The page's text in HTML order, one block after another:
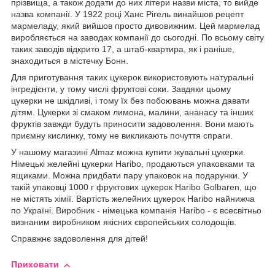
прізвища, а також додати до них літери назви міста, то вийде
назва компанії. У 1922 році Ханс Рігель винайшов рецепт
мармеладу, який вийшов просто дивовижним. Цей мармелад
виробляється на заводах компанії до сьогодні. По всьому світу
таких заводів відкрито 17, а штаб-квартира, як і раніше,
знаходиться в містечку Бонн.
Для приготування таких цукерок використовують натуральні
інгредієнти, у тому числі фруктові соки. Завдяки цьому
цукерки не шкідливі, і тому їх без побоювань можна давати
дітям. Цукерки зі смаком лимона, малини, ананасу та інших
фруктів завжди будуть приносити задоволення. Вони мають
приємну кислинку, тому не викликають почуття спраги.
У нашому магазині Almaz можна купити жувальні цукерки.
Німецькі желейні цукерки Haribo, продаються упаковками та
ящиками. Можна придбати пару упаковок на подарунки. У
такій упаковці 1000 г фруктових цукерок Haribo Golbaren, що
не містять хімії. Вартість желейних цукерок Haribo найнижча
по Україні. Виробник - німецька компанія Haribo - є всесвітньо
визнаним виробником якісних європейських солодощів.
Справжнє задоволення для дітей!
Приховати